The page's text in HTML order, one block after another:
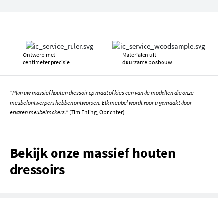
Ontwerp met
centimeter precisie
Materialen uit
duurzame bosbouw
"Plan uw massief houten dressoir op maat of kies een van de modellen die onze
meubelontwerpers hebben ontworpen. Elk meubel wordt voor u gemaakt door
ervaren meubelmakers." (Tim Ehling, Oprichter)
Bekijk onze massief houten
dressoirs